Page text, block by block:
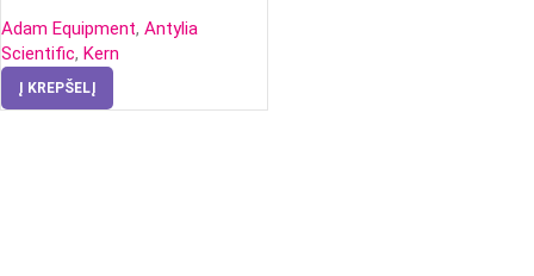
Adam Equipment, Antylia
Scientific, Kern
Į KREPŠELĮ